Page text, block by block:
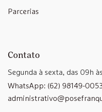
Parcerias
Contato
Segunda à sexta, das 09h
WhatsApp: (62) 98149-